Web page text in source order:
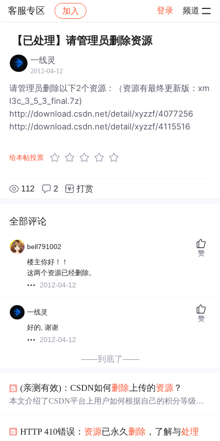
客服专区 加入 登录 频道
社区 客服专区 帖子详情
【已处理】请管理员删除资源
一线灵
2012-04-12
请管理员删除以下2个资源：（资源有最终更新版：xm
l3c_3_5_3_final.7z)
http://download.csdn.net/detail/xyzzf/4077256
http://download.csdn.net/detail/xyzzf/4115516
给本帖投票
112 2 打赏
全部评论
bell791002
楼主你好！！
这两个资源已经删除。
2012-04-12
赞
一线灵
好的, 谢谢
2012-04-12
赞
——到底了——
(亲测有效)：CSDN如何删除上传的资源 ？
本文介绍了CSDN平台上用户如何根据自己的积分等级删
理员帮助的途径。
HTTP 410错误： 资源已永久删除 ，了解与处理